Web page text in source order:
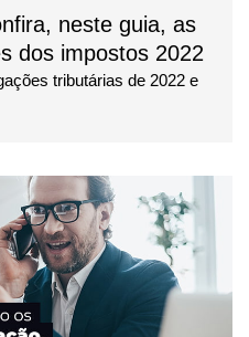
neste guia, as
dos impostos 2022
tributárias de 2022 e